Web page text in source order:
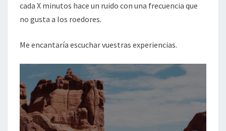
cada X minutos hace un ruido con una frecuencia que
no gusta a los roedores.
Me encantaría escuchar vuestras experiencias.